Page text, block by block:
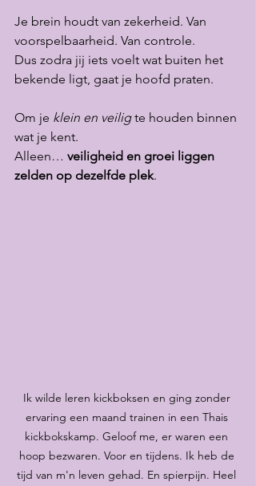
Je brein houdt van zekerheid. Van
voorspelbaarheid. Van controle.
Dus zodra jij iets voelt wat buiten het
bekende ligt, gaat je hoofd praten.
Om je klein en veilig te houden binnen
wat je kent.
Alleen… veiligheid en groei liggen
zelden op dezelfde plek.
Ik wilde leren kickboksen en ging zonder
ervaring een maand trainen in een Thais
kickbokskamp. Geloof me, er waren een
hoop bezwaren. Voor en tijdens. Ik heb de
tijd van m'n leven gehad. En spierpijn. Heel